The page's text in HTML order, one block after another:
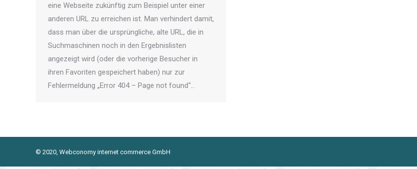
eine Webseite zukünftig zum Beispiel unter einer
anderen URL zu erreichen ist. Man verhindert damit,
dass man über die ursprüngliche, alte URL, die in
Suchmaschinen noch in den Ergebnislisten
angezeigt wird (oder die vorherige Besucher in
ihren Favoriten gespeichert haben) nur zur
Fehlermeldung „Error 404 – Page not found“…
© 2020, Webconomy internet commerce GmbH